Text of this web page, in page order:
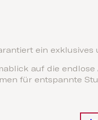
ein
auf die
für entspannte